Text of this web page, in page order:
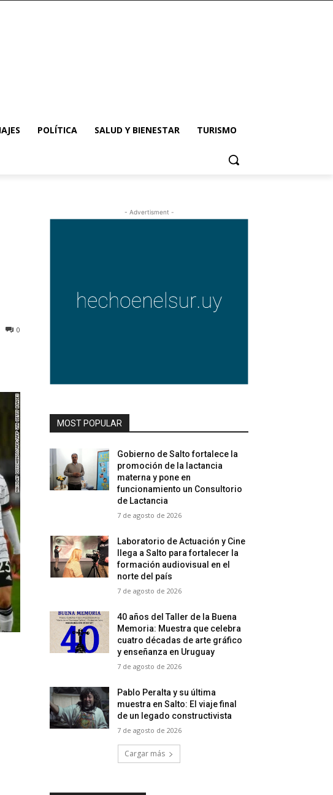
POLÍTICA SALUD Y BIENESTAR TURISMO
0
- Advertisment -
MOST POPULAR
Gobierno de Salto fortalece la
promoción de la lactancia
materna y pone en
funcionamiento un Consultorio
de Lactancia
7 de agosto de 2026
Laboratorio de Actuación y Cine
llega a Salto para fortalecer la
formación audiovisual en el
norte del país
7 de agosto de 2026
40 años del Taller de la Buena
Memoria: Muestra que celebra
cuatro décadas de arte gráfico
y enseñanza en Uruguay
7 de agosto de 2026
Pablo Peralta y su última
muestra en Salto: El viaje final
de un legado constructivista
7 de agosto de 2026
Cargar más